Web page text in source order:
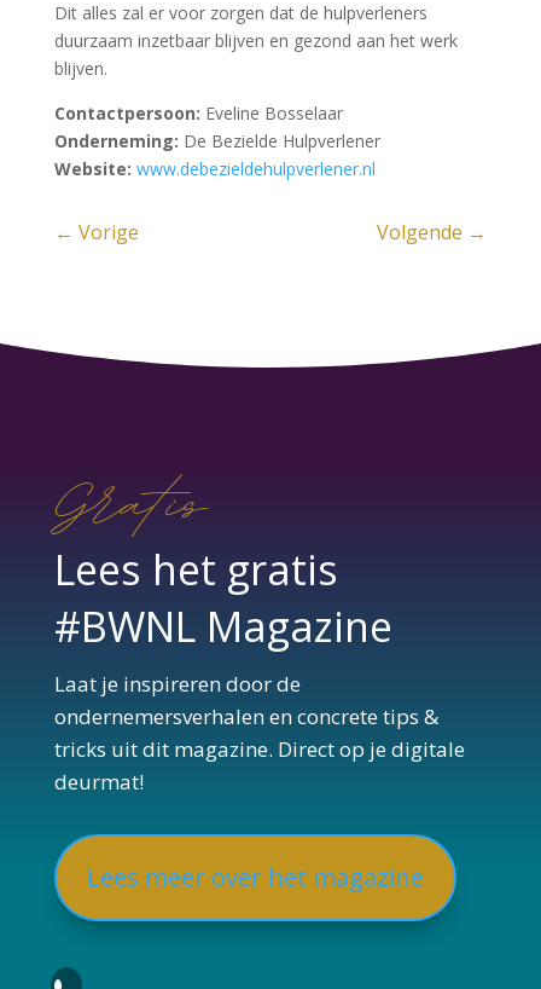
Dit alles zal er voor zorgen dat de hulpverleners
duurzaam inzetbaar blijven en gezond aan het werk
blijven.
Contactpersoon: Eveline Bosselaar
Onderneming: De Bezielde Hulpverlener
Website: www.debezieldehulpverlener.nl
← Vorige Volgende →
Gratis
Lees het gratis
#BWNL Magazine
Laat je inspireren door de
ondernemersverhalen en concrete tips &
tricks uit dit magazine. Direct op je digitale
deurmat!
Lees meer over het magazine